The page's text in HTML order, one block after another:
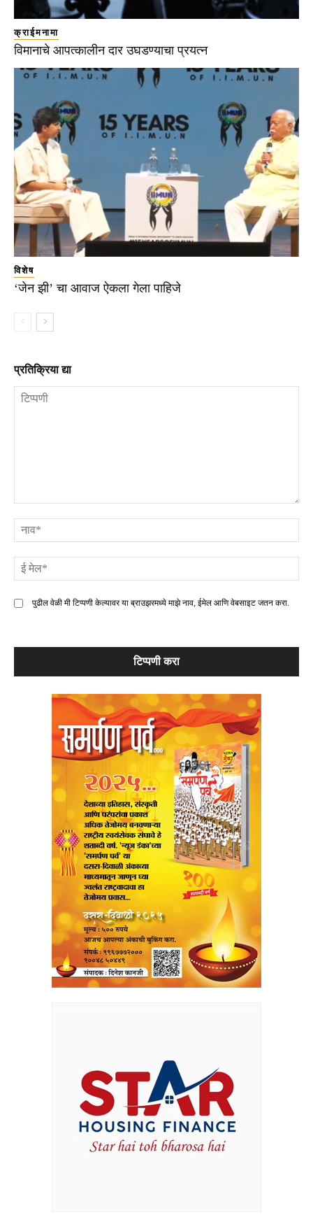
क्राईमनामा
विमानाचे आपत्कालीन दार उघडण्याचा प्रयत्न
विशेष
‘जेन झी’ चा आवाज ऐकला गेला पाहिजे
प्रतिक्रिया द्या
पुढील वेळी मी टिप्पणी केल्यावर या ब्राउझरमध्ये माझे नाव, ईमेल आणि वेबसाइट जतन करा.